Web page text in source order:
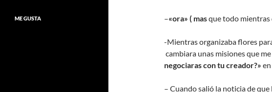
–«ora» ( masque todo mientras
-Mientras organizaba flores
cambiara unas misiones que
negociaras con tu creador?»
– Cuando salió la noticia de
ME GUSTA